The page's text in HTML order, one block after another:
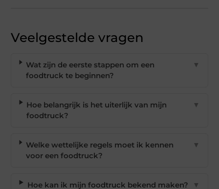
Veelgestelde vragen
Wat zijn de eerste stappen om een
foodtruck te beginnen?
▼
Hoe belangrijk is het uiterlijk van mijn
foodtruck?
▼
Welke wettelijke regels moet ik kennen
voor een foodtruck?
▼
Hoe kan ik mijn foodtruck bekend maken? ▼